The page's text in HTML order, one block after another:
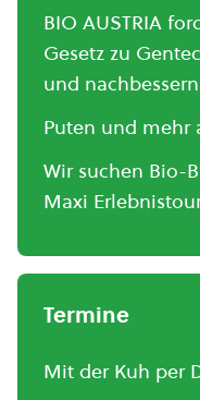
BIO AUSTRIA
Gesetz zu
und nachbessern
Puten und mehr
Wir suchen Bio-
Maxi
Termine
Mit der Kuh per